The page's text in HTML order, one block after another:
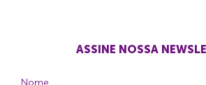
ASSINE NOSSA